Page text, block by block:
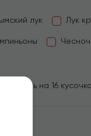
лук Лук
Резать на 16